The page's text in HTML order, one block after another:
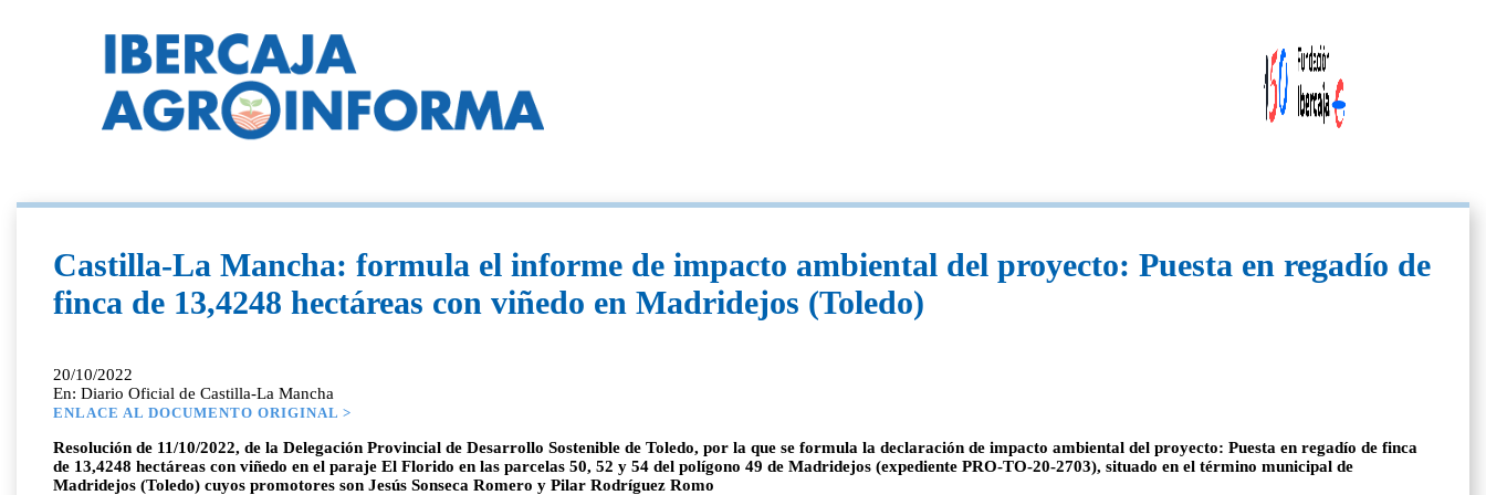
Castilla-La Mancha: formula el informe de impacto ambiental del proyecto: Puesta en regadío de
finca de 13,4248 hectáreas con viñedo en Madridejos (Toledo)
20/10/2022
En: Diario Oficial de Castilla-La Mancha
ENLACE AL DOCUMENTO ORIGINAL >
Resolución de 11/10/2022, de la Delegación Provincial de Desarrollo Sostenible de Toledo, por la que se formula la declaración de impacto ambiental del proyecto: Puesta en regadío de finca
de 13,4248 hectáreas con viñedo en el paraje El Florido en las parcelas 50, 52 y 54 del polígono 49 de Madridejos (expediente PRO-TO-20-2703), situado en el término municipal de
Madridejos (Toledo) cuyos promotores son Jesús Sonseca Romero y Pilar Rodríguez Romo